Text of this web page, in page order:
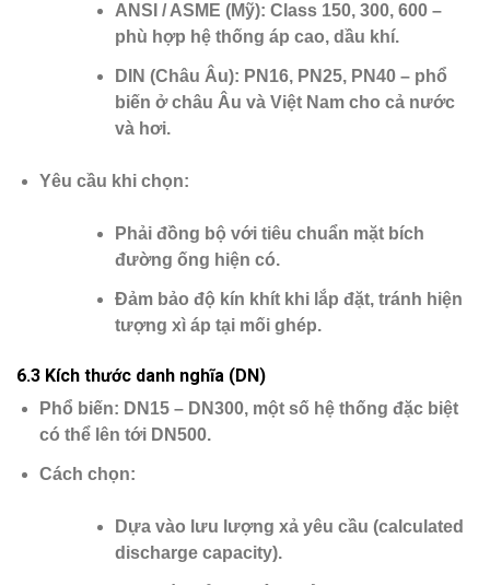
ANSI / ASME (Mỹ): Class 150, 300, 600 –
phù hợp hệ thống áp cao, dầu khí.
DIN (Châu Âu): PN16, PN25, PN40 – phổ
biến ở châu Âu và Việt Nam cho cả nước
và hơi.
Yêu cầu khi chọn:
Phải đồng bộ với tiêu chuẩn mặt bích
đường ống hiện có.
Đảm bảo độ kín khít khi lắp đặt, tránh hiện
tượng xì áp tại mối ghép.
6.3 Kích thước danh nghĩa (DN)
Phổ biến: DN15 – DN300, một số hệ thống đặc biệt
có thể lên tới DN500.
Cách chọn:
Dựa vào lưu lượng xả yêu cầu (calculated
discharge capacity).